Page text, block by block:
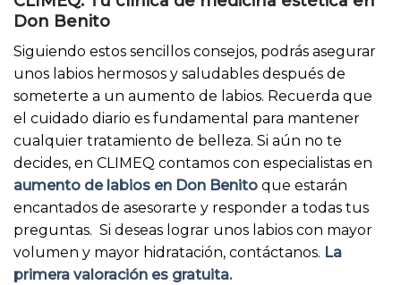
Don Benito
Siguiendo estos sencillos consejos, podrás asegurar
unos labios hermosos y saludables después de
someterte a un aumento de labios. Recuerda que
el cuidado diario es fundamental para mantener
cualquier tratamiento de belleza. Si aún no te
decides, en CLIMEQ contamos con especialistas en
aumento de labios en Don Benito que estarán
encantados de asesorarte y responder a todas tus
preguntas. Si deseas lograr unos labios con mayor
volumen y mayor hidratación, contáctanos. La
primera valoración es gratuita.